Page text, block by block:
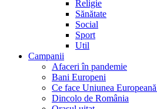
Religie
Sănătate
Social
Sport
Util
Campanii
Afaceri în pandemie
Bani Europeni
Ce face Uniunea
Dincolo de România